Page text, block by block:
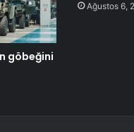
göbeğini
Ağustos 6,